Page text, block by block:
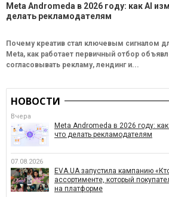
Meta Andromeda в 2026 году: как AI
делать рекламодателям
Почему креатив стал ключевым сигналом
Meta, как работает первичный отбор
согласовывать рекламу, лендинг и...
НОВОСТИ
Вчера
Meta Andromeda в 2026 году:
что делать рекламодателям
07.08.2026
EVA.UA запустила кампанию
ассортименте, который
на платформе